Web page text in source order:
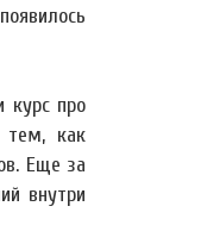
курс про
тем, как
Еще за
внутри